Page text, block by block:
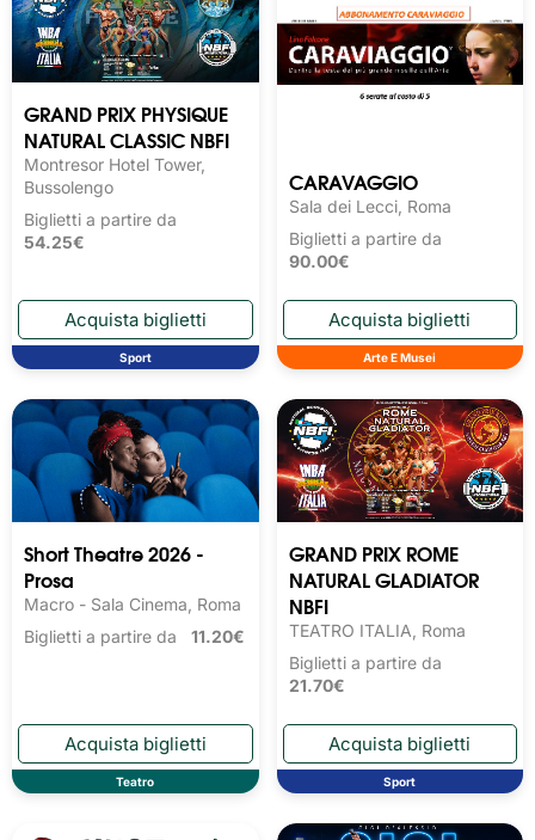
GRAND PRIX PHYSIQUE
NATURAL CLASSIC NBFI
Montresor Hotel Tower,
Bussolengo
Biglietti a partire da
54.25€
Sport
CARAVAGGIO
Sala dei Lecci, Roma
Biglietti a partire da
90.00€
Arte E Musei
Short Theatre 2026 -
Prosa
Macro - Sala Cinema, Roma
Biglietti a partire da 11.20€
Teatro
GRAND PRIX ROME
NATURAL GLADIATOR
NBFI
TEATRO ITALIA, Roma
Biglietti a partire da
21.70€
Sport